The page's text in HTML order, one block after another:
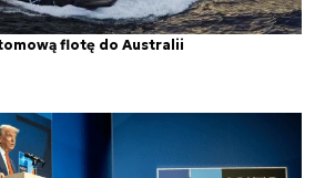
flotę do Australii